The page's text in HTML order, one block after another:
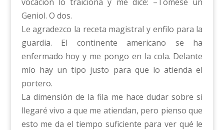
Geniol. O dos.
Le agradezco la receta magistral y enfilo para la
guardia. El continente americano se ha
enfermado hoy y me pongo en la cola. Delante
mío hay un tipo justo para que lo atienda el
portero.
La dimensión de la fila me hace dudar sobre si
llegaré vivo a que me atiendan, pero pienso que
esto me da el tiempo suficiente para ver qué le